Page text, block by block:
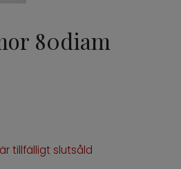
80diam
tillfälligt slutsåld